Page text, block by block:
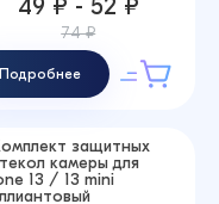
49 ₽ - 52 ₽
74 ₽
Подробнее